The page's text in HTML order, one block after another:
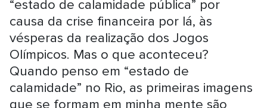
“estado de calamidade pública” por
causa da crise financeira por lá, às
vésperas da realização dos Jogos
Olímpicos. Mas o que aconteceu?
Quando penso em “estado de
calamidade” no Rio, as primeiras imagens
que se formam em minha mente são